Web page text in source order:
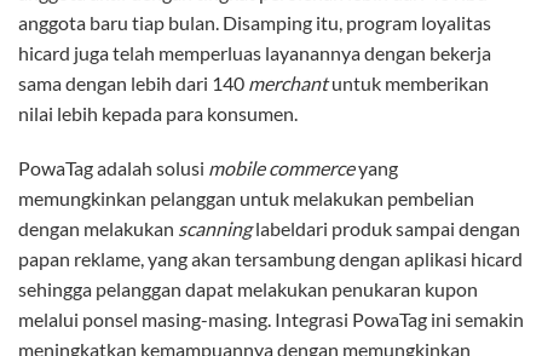
anggota baru tiap bulan. Disamping itu, program loyalitas
hicard juga telah memperluas layanannya dengan bekerja
sama dengan lebih dari 140 merchantuntuk memberikan
nilai lebih kepada para konsumen.
PowaTag adalah solusi mobile commerceyang
memungkinkan pelanggan untuk melakukan pembelian
dengan melakukan scanninglabeldari produk sampai dengan
papan reklame, yang akan tersambung dengan aplikasi hicard
sehingga pelanggan dapat melakukan penukaran kupon
melalui ponsel masing-masing. Integrasi PowaTag ini semakin
meningkatkan kemampuannya dengan memungkinkan